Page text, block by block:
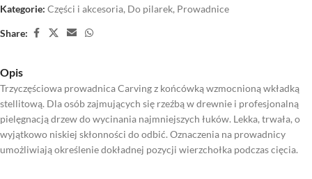
Kategorie: Części i akcesoria, Do pilarek, Prowadnice
Share:
Opis
Trzyczęściowa prowadnica Carving z końcówką wzmocnioną wkładką
stellitową. Dla osób zajmujących się rzeźbą w drewnie i profesjonalną
pielęgnacją drzew do wycinania najmniejszych łuków. Lekka, trwała, o
wyjątkowo niskiej skłonności do odbić. Oznaczenia na prowadnicy
umożliwiają określenie dokładnej pozycji wierzchołka podczas cięcia.